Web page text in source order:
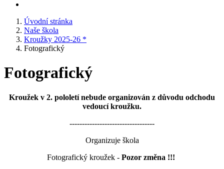
Úvodní stránka
Naše škola
Kroužky 2025-26 *
Fotografický
Fotografický
Kroužek v 2. pololetí nebude organizován z důvodu odchodu
vedoucí kroužku.
----------------------------------
Organizuje škola
Fotografický kroužek - Pozor změna !!!